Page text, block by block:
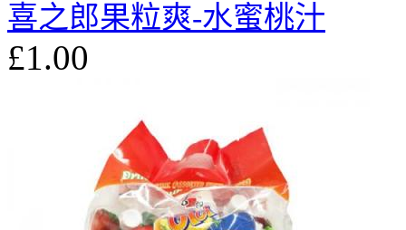
喜之郎果粒爽-水蜜桃汁
£1.00